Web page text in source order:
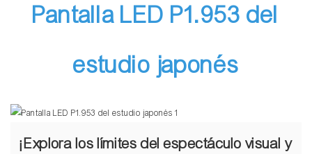
Pantalla LED P1.953 del
estudio japonés
¡Explora los límites del espectáculo visual y